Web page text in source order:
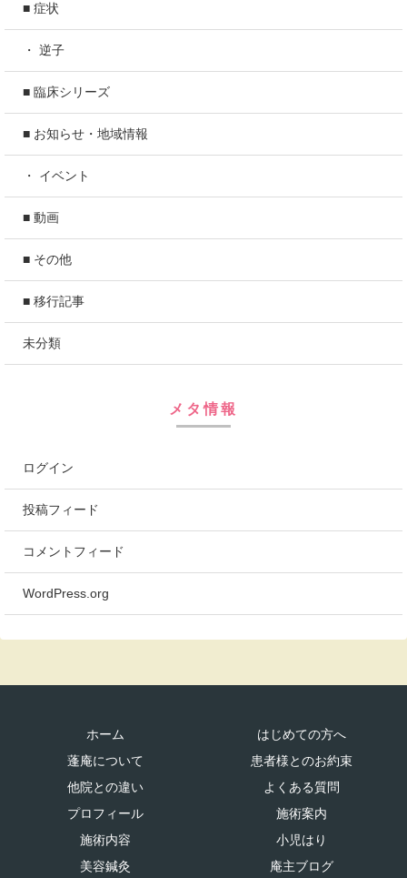
■ 症状
・ 逆子
■ 臨床シリーズ
■ お知らせ・地域情報
・ イベント
■ 動画
■ その他
■ 移行記事
未分類
メタ情報
ログイン
投稿フィード
コメントフィード
WordPress.org
ホーム
はじめての方へ
蓬庵について
患者様とのお約束
他院との違い
よくある質問
プロフィール
施術案内
施術内容
小児はり
美容鍼灸
庵主ブログ